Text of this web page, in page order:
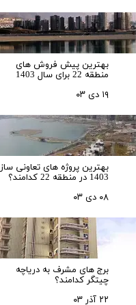
بهترین پیش فروش های
منطقه 22 برای سال 1403
۱۹ دی ۰۳
بهترین پروژه های تعاونی ساز
1403 در منطقه 22 کدامند؟
۰۸ دی ۰۳
برج های مشرف به دریاچه
چیتگر کدامند؟
۲۲ آذر ۰۳